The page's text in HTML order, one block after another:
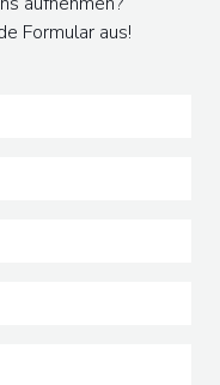
Formular aus!